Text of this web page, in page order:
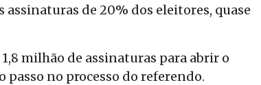
assinaturas de 20% dos eleitores, quase
milhão de assinaturas para abrir o
no processo do referendo.